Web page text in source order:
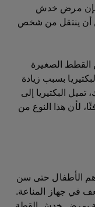
فإن مرض خدش
أن ينتقل من شخص
الصغيرة
بسبب زيادة
البكتيريا إلى
لأن هذا النوع من
هم الأطفال حتى سن
في جهاز المناعة.